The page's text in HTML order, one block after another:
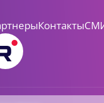
Контакты